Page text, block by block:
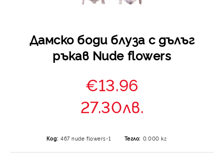
Дамско боди блуза с дълъг
ръкав Nude flowers
€13.96
27.30лв.
Код: 467 nude flowers-1 Тегло: 0.000 кг